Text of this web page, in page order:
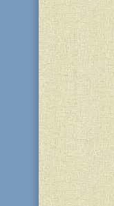
16 Тамуза
активного
ліцею
вітає
з цією